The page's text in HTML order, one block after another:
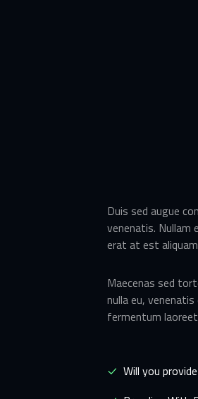
Duis sed augue
venenatis. Nullam
erat at est
Maecenas sed
nulla eu,
fermentum
Will you